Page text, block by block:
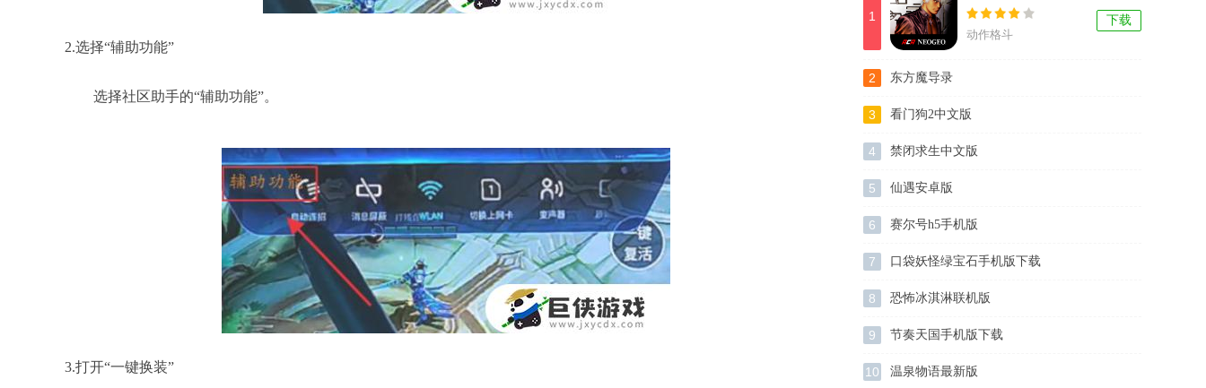
2.选择“辅助功能”
选择社区助手的“辅助功能”。
3.打开“一键换装”
1
动作格斗
下载
2 东方魔导录
3 看门狗2中文版
4 禁闭求生中文版
5 仙遇安卓版
6 赛尔号h5手机版
7 口袋妖怪绿宝石手机版下载
8 恐怖冰淇淋联机版
9 节奏天国手机版下载
10 温泉物语最新版